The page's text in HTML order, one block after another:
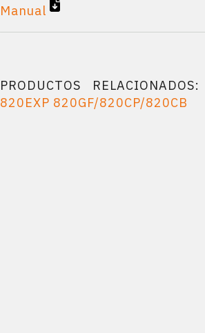
Manual
PRODUCTOS RELACIONADOS:
820EXP 820GF/820CP/820CB